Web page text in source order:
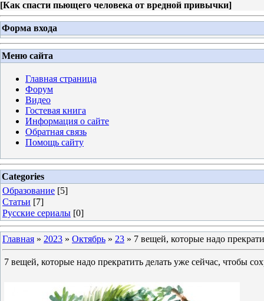
[Как спасти пьющего человека от вредной привычки]
Форма входа
Меню сайта
Главная страница
Форум
Видео
Гостевая книга
Информация о сайте
Обратная связь
Помощь сайту
Categories
Образование [5]
Статьи [7]
Русские сериалы [0]
Главная » 2023 » Октябрь » 23 » 7 вещей, которые надо
7 вещей, которые надо прекратить делать уже сейчас, чтобы